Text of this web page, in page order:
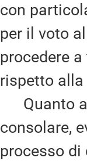
con
per il voto
procedere
rispetto
Quanto al
consolare,
processo